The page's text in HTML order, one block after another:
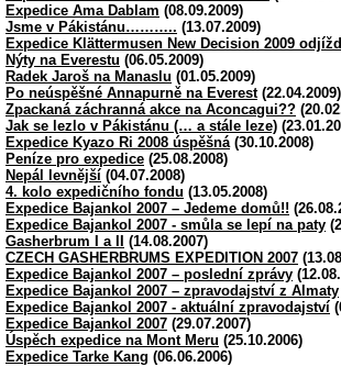
Expedice Ama Dablam (08.09.2009)
Jsme v Pákistánu……….. (13.07.2009)
Expedice Klättermusen New Decision 2009
Nýty na Everestu (06.05.2009)
Radek Jaroš na Manaslu (01.05.2009)
Po neúspěšné Annapurně na Everest(22.04.2009)
Zpackaná záchranná akce na Aconcagui??
Jak se lezlo v Pákistánu (… a stále leze)
Expedice Kyazo Ri 2008 úspěšná(30.10.2008)
Peníze pro expedice (25.08.2008)
Nepál levnější (04.07.2008)
4. kolo expedičního fondu (13.05.2008)
Expedice Bajankol 2007 – Jedeme domů!!
Expedice Bajankol 2007 - smůla se lepí na paty
Gasherbrum I a II
(14.08.2007)
CZECH GASHERBRUMS EXPEDITION 2007
Expedice Bajankol 2007 – poslední zprávy
Expedice Bajankol 2007 – zpravodajství z Almaty
Expedice Bajankol 2007 - aktuální zpravodajství
Expedice Bajankol 2007 (29.07.2007)
Úspěch expedice na Mont Meru (25.10.2006)
Expedice Tarke Kang (06.06.2006)